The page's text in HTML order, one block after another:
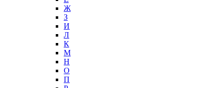
Ж
З
И
Л
К
М
Н
О
П